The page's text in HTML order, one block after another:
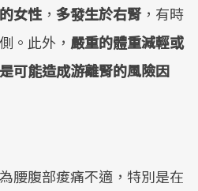
女性 ， 多發生於右腎，有時
。此外， 嚴重的體重減輕或
可能造成游離腎的風險因
腰腹部痠痛不適，特別是在